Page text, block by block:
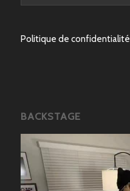
Politique de confidentialité
BACKSTAGE